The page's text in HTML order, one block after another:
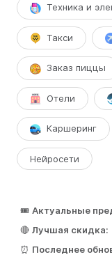
Техника и
Такси
Заказ пиццы
Отели
Каршеринг
Нейросети
🎟️ Актуальные
🔴 Лучшая скидка:
⏰ Последнее